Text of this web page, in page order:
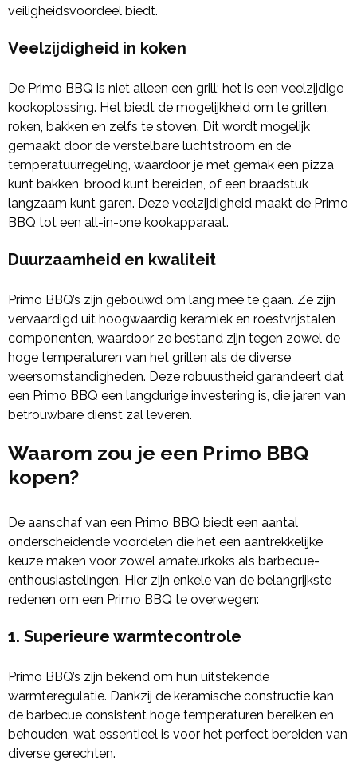
veiligheidsvoordeel biedt.
Veelzijdigheid in koken
De Primo BBQ is niet alleen een grill; het is een veelzijdige
kookoplossing. Het biedt de mogelijkheid om te grillen,
roken, bakken en zelfs te stoven. Dit wordt mogelijk
gemaakt door de verstelbare luchtstroom en de
temperatuurregeling, waardoor je met gemak een pizza
kunt bakken, brood kunt bereiden, of een braadstuk
langzaam kunt garen. Deze veelzijdigheid maakt de Primo
BBQ tot een all-in-one kookapparaat.
Duurzaamheid en kwaliteit
Primo BBQ’s zijn gebouwd om lang mee te gaan. Ze zijn
vervaardigd uit hoogwaardig keramiek en roestvrijstalen
componenten, waardoor ze bestand zijn tegen zowel de
hoge temperaturen van het grillen als de diverse
weersomstandigheden. Deze robuustheid garandeert dat
een Primo BBQ een langdurige investering is, die jaren van
betrouwbare dienst zal leveren.
Waarom zou je een Primo BBQ
kopen?
De aanschaf van een Primo BBQ biedt een aantal
onderscheidende voordelen die het een aantrekkelijke
keuze maken voor zowel amateurkoks als barbecue-
enthousiastelingen. Hier zijn enkele van de belangrijkste
redenen om een Primo BBQ te overwegen:
1. Superieure warmtecontrole
Primo BBQ’s zijn bekend om hun uitstekende
warmteregulatie. Dankzij de keramische constructie kan
de barbecue consistent hoge temperaturen bereiken en
behouden, wat essentieel is voor het perfect bereiden van
diverse gerechten.